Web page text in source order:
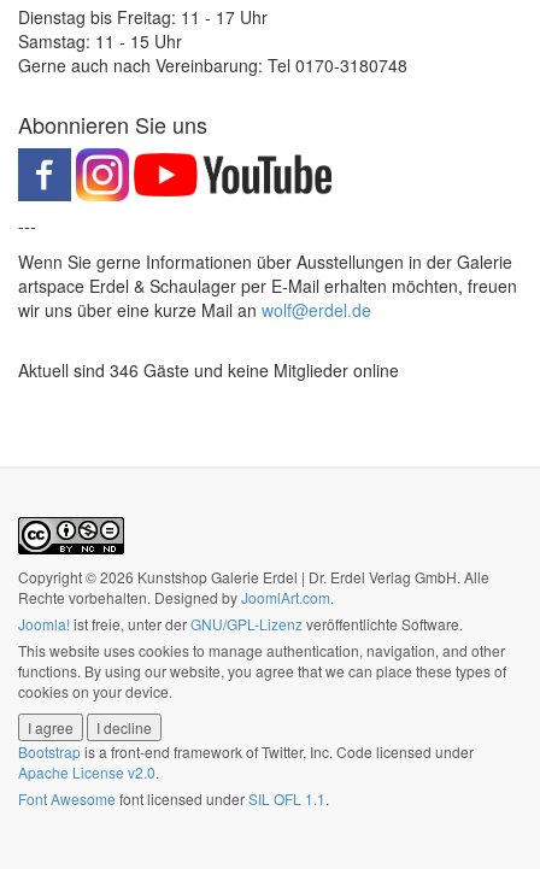
Dienstag bis Freitag: 11 - 17 Uhr
Samstag: 11 - 15 Uhr
Gerne auch nach Vereinbarung: Tel 0170-3180748
Abonnieren Sie uns
---
Wenn Sie gerne Informationen über Ausstellungen in der Galerie
artspace Erdel & Schaulager per E-Mail erhalten möchten, freuen
wir uns über eine kurze Mail an wolf@erdel.de
Aktuell sind 346 Gäste und keine Mitglieder online
Copyright © 2026 Kunstshop Galerie Erdel | Dr. Erdel Verlag GmbH. Alle
Rechte vorbehalten. Designed byJoomlArt.com.
Joomla!ist freie, unter derGNU/GPL-Lizenzveröffentlichte Software.
This website uses cookies to manage authentication, navigation, and other
functions. By using our website, you agree that we can place these types of
cookies on your device.
I agree
I decline
Bootstrapis a front-end framework of Twitter, Inc. Code licensed under
Apache License v2.0.
Font Awesome font licensed underSIL OFL 1.1.